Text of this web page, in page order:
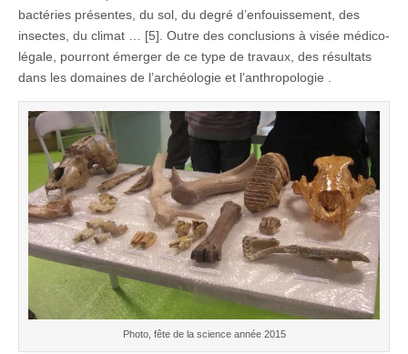
bactéries présentes, du sol, du degré d’enfouissement, des
insectes, du climat … [5]. Outre des conclusions à visée médico-
légale, pourront émerger de ce type de travaux, des résultats
dans les domaines de l’archéologie et l’anthropologie .
Photo, fête de la science année 2015